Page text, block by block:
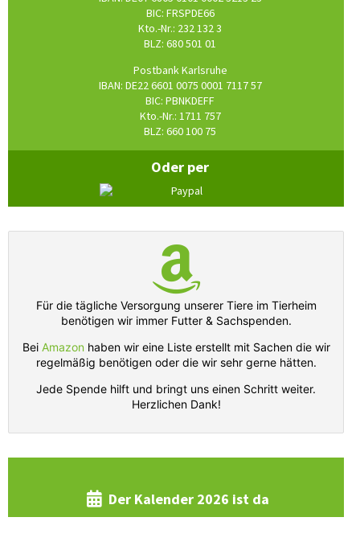
BIC: FRSPDE66
Kto.-Nr.: 232 132 3
BLZ: 680 501 01
Postbank Karlsruhe
IBAN: DE22 6601 0075 0001 7117 57
BIC: PBNKDEFF
Kto.-Nr.: 1711 757
BLZ: 660 100 75
Oder per
Für die tägliche Versorgung unserer Tiere im Tierheim
benötigen wir immer Futter & Sachspenden.
Bei Amazon haben wir eine Liste erstellt mit Sachen die wir
regelmäßig benötigen oder die wir sehr gerne hätten.
Jede Spende hilft und bringt uns einen Schritt weiter.
Herzlichen Dank!
Der Kalender 2026 ist da